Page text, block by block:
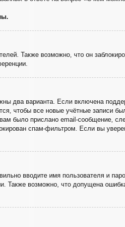
Также возможно, что он
два варианта. Если включена
чтобы все новые учётные записи
было прислано email-сообщение,
спам-фильтром. Если вы
вводите имя пользователя и
Также возможно, что допущена